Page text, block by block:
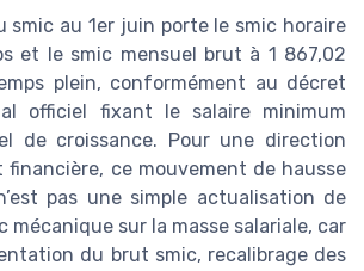
smic au 1er juin porte le smic horaire
et le smic mensuel brut à 1 867,02
plein, conformément au décret
officiel fixant le salaire minimum
de croissance. Pour une direction
ce mouvement de hausse
pas une simple actualisation de
mécanique sur la masse salariale, car
du brut smic, recalibrage des